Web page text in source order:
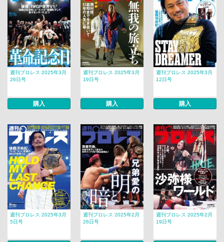
週刊プロレス 2025年3月
26日号
購入
週刊プロレス 2025年3月
19日号
購入
週刊プロレス 2025年3月
12日号
購入
週刊プロレス 2025年3月
5日号
週刊プロレス 2025年2月
26日号
週刊プロレス 2025年2月
19日号